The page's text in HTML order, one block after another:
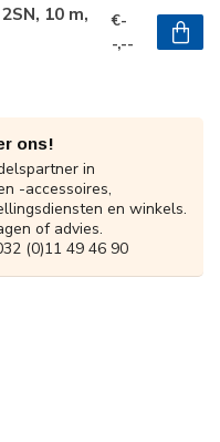
10 m,
€-
-,--
ons!
in
-accessoires,
en winkels.
of advies.
(0)11 49 46 90